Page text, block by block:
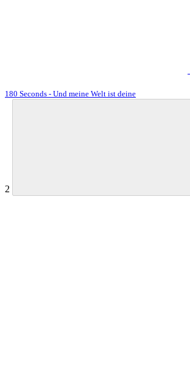
180 Seconds - Und meine Welt ist deine
2